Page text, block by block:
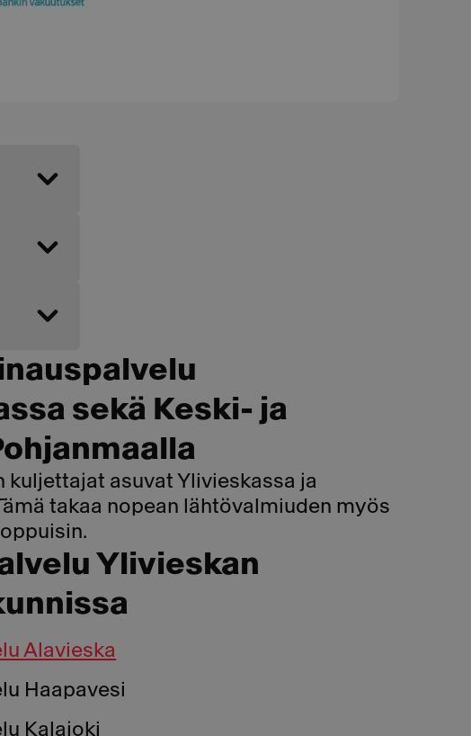
sekä Keski- ja
kuljettajat asuvat Ylivieskassa ja
takaa nopean lähtövalmiuden myös
Ylivieskan
Alavieska
Haapavesi
Kalajoki